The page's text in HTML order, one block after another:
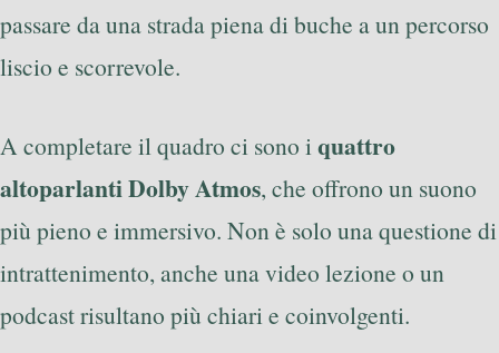
passare da una strada piena di buche a un percorso
liscio e scorrevole.
A completare il quadro ci sono i quattro
altoparlanti Dolby Atmos, che offrono un suono
più pieno e immersivo. Non è solo una questione di
intrattenimento, anche una video lezione o un
podcast risultano più chiari e coinvolgenti.